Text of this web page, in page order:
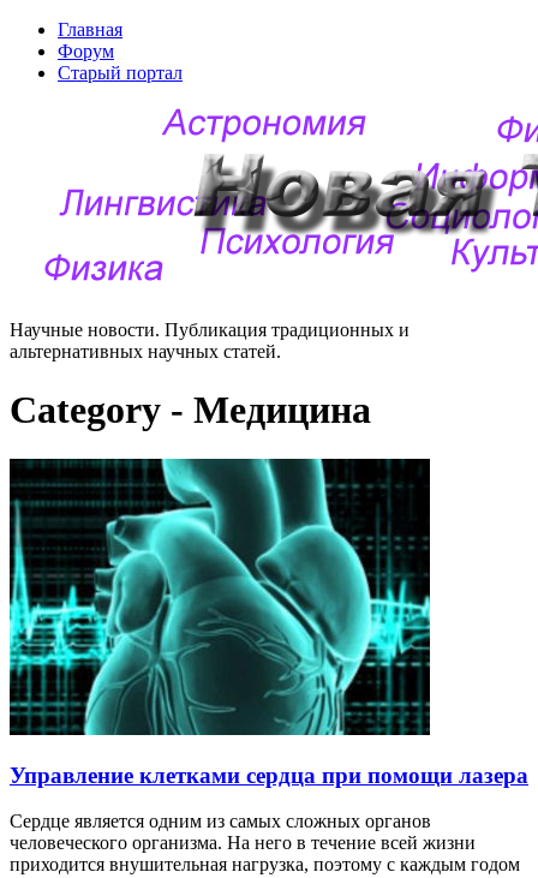
Главная
Форум
Старый портал
Научные новости. Публикация традиционных и
альтернативных научных статей.
Category - Медицина
Управление клетками сердца при помощи лазера
Сердце является одним из самых сложных органов
человеческого организма. На него в течение всей жизни
приходится внушительная нагрузка, поэтому с каждым годом